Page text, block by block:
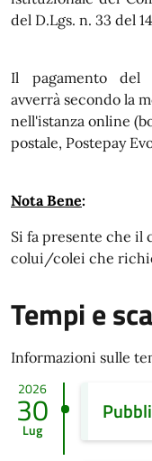
del D.Lgs. n. 33 del
Il pagamento del
avverrà secondo la
nell'istanza online
postale, Postepay
Nota Bene:
Si fa presente che il
colui/colei che
Tempi e
Informazioni sulle
2026
30
Lug